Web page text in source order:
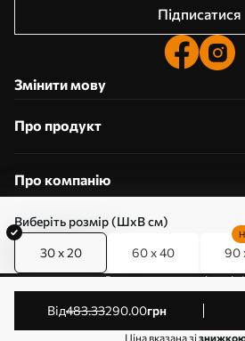
Виберіть розмір (ШхВ см)
30 x 20 60 x 40 90
від483.33290.00грн
Ціна вказана зі
Підписатися
Змінити мову
Про продукт
Про компанію
Редагування дозволів на
© 2011-2026 Art-holst. Усі права
ТОВ “КЛЄВЄР”. Код